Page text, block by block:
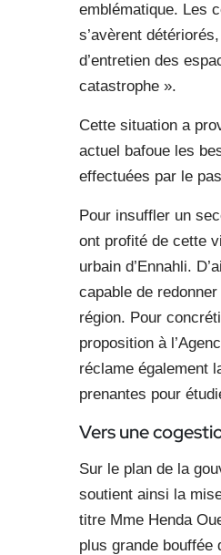
emblématique. Les
s’avèrent
d’entretien des
catastrophe ».
Cette situation a
actuel bafoue les
effectuées par le
Pour insuffler un
ont profité de cette
urbain d’Ennahli.
capable de
région. Pour
proposition à
réclame également
prenantes pour
Vers une
Sur le plan de la
soutient ainsi la
titre Mme Henda
plus grande bouffée